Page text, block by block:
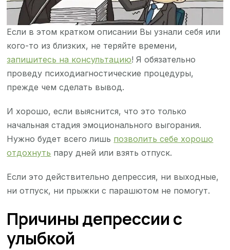
Если в этом кратком описании Вы узнали себя или
кого-то из близких, не теряйте времени,
запишитесь на консультацию! Я обязательно
проведу психодиагностические процедуры,
прежде чем сделать вывод.
И хорошо, если выяснится, что это только
начальная стадия эмоционального выгорания.
Нужно будет всего лишь позволить себе хорошо
отдохнуть пару дней или взять отпуск.
Если это действительно депрессия, ни выходные,
ни отпуск, ни прыжки с парашютом не помогут.
Причины депрессии с
улыбкой